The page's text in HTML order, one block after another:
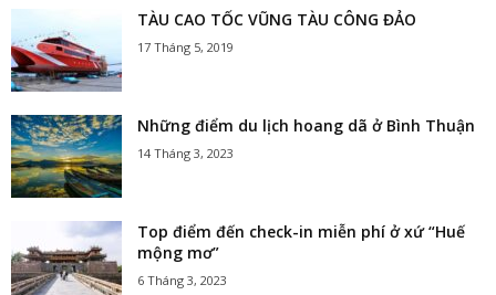
TÀU CAO TỐC VŨNG TÀU CÔNG ĐẢO
17 Tháng 5, 2019
Những điểm du lịch hoang dã ở Bình Thuận
14 Tháng 3, 2023
Top điểm đến check-in miễn phí ở xứ “Huế
mộng mơ”
6 Tháng 3, 2023